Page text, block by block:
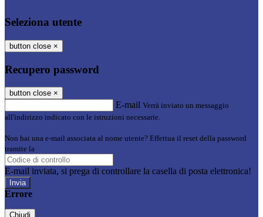
Seleziona utente
button close ×
Recupero password
button close ×
E-mail Verrà inviato un messaggio
all'indirizzo indicato con le istruzioni necessarie.
Non hai una e-mail associata al nome utente? Effettua il reset della password
tramite la
E-mail inviata, si prega di controllare la casella di posta elettronica!
Errore
Chiudi